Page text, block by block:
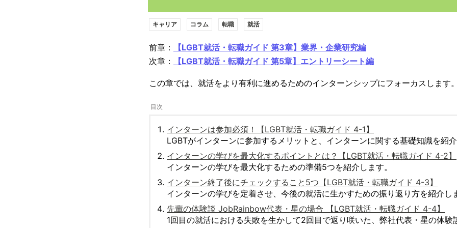
キャリア コラム 転職 就活
前章：
【LGBT就活・転職ガイド 第3章】業界・企業研究編
次章：
【LGBT就活・転職ガイド 第5章】エントリーシート編
この章では、就活をより有利に進めるためのインターンシップにフォーカスします。
インターンは参加必須！【LGBT就活・転職ガイド 4-1】
LGBTがインターンに参加するメリットと、インターンに関する基礎知識を紹介
インターンの学びを最大化するポイントとは？【LGBT就活・転職ガイド 4-2】
インターンの学びを最大化するための準備5つを紹介します。
インターン終了後にチェックすること5つ【LGBT就活・転職ガイド 4-3】
インターンの学びを定着させ、今後の就活に生かすための振り返り方を紹介し
先輩の体験談 JobRainbow代表・星の場合 【LGBT就活・転職ガイド 4-4】
1回目の就活における失敗を生かして2回目で返り咲いた、弊社代表・星の体験